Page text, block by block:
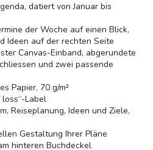
datiert von Januar bis
der Woche auf einen Blick,
Ideen auf der rechten Seite
Canvas-Einband, abgerundete
und zwei passende
Papier, 70 g/m²
Label
Reiseplanung, Ideen und Ziele,
Gestaltung Ihrer Pläne
hinteren Buchdeckel